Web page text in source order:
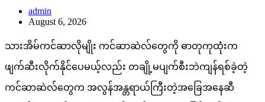
admin
August 6, 2026
သားအိမ်ကင်ဆာလိုမျိုး ကင်ဆာဆဲလ်တွေကို ဓာတုကုထုံးက
ဖျက်ဆီးလိုက်နိုင်ပေမယ့်လည်း တချို့မပျက်စီးဘဲကျန်ရစ်ခဲ့တဲ့
ကင်ဆာဆဲလ်တွေက အလွန်အန္တရာယ်ကြီးတဲ့အခြေအနေဆီ